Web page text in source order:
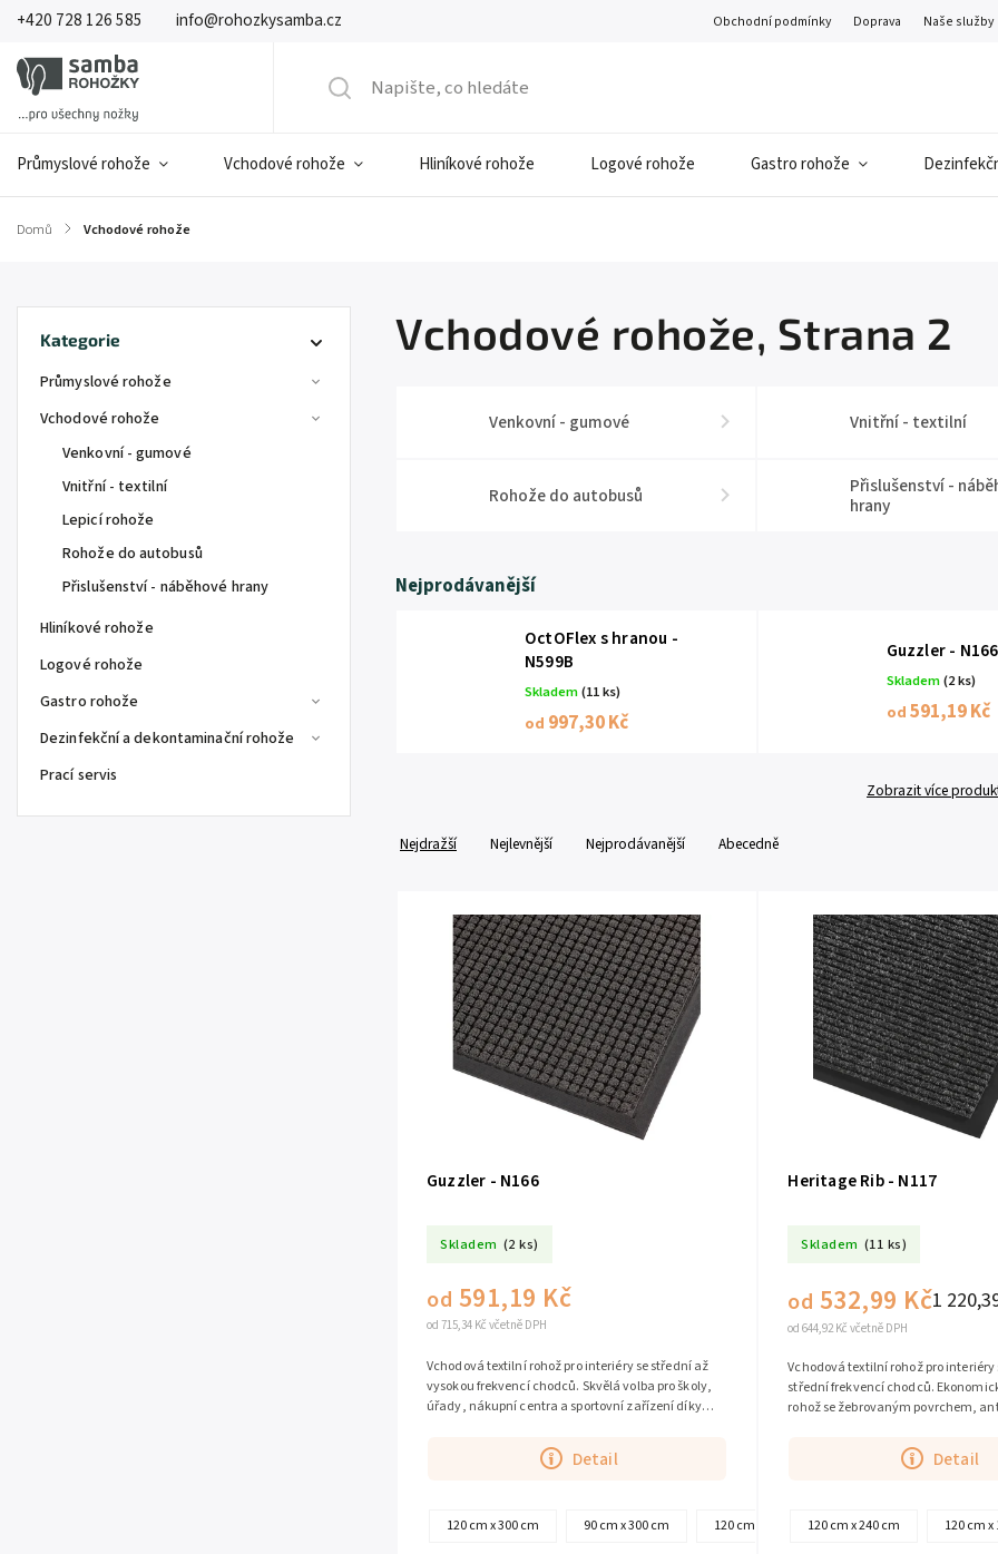
+420 728 126 585 info@rohozkysamba.cz Obchodní podmínky Doprava Naše služby
Průmyslové rohože Vchodové rohože Hliníkové rohože Logové rohože Gastro rohože
Domů / Vchodové rohože
Kategorie
Průmyslové rohože
Vchodové rohože
Venkovní - gumové
Vnitřní - textilní
Lepicí rohože
Rohože do autobusů
Přislušenství - náběhové hrany
Hliníkové rohože
Logové rohože
Gastro rohože
Dezinfekční a dekontaminační rohože
Prací servis
Vchodové rohože, Strana 2
Venkovní - gumové Vnitřní - textilní
Rohože do autobusů
Přislušenství -
hrany
Nejprodávanější
OctOFlex s hranou -
N599B
Skladem(11 ks)
od 997,30 Kč
Guzzler - N166
Skladem(2 ks)
od 591,19 Kč
Zobrazit více
Nejdražší Nejlevnější Nejprodávanější Abecedně
Guzzler - N166
Skladem (2 ks)
od 715,34 Kč včetně DPH
od 591,19 Kč
Detail
Vchodová textilní rohož pro interiéry se střední až
vysokou frekvencí chodců. Skvělá volba pro školy,
úřady, nákupní centra a sportovní zařízení díky
120 cm x 300 cm 90 cm x 300 cm 120 cm x 180 cm 90 cm x 150 cm 90
Heritage Rib - N117
Skladem (11 ks)
od 644,92 Kč včetně DPH
od 532,99 Kč1
Detail
Vchodová textilní rohož pro interiéry
střední frekvencí chodců.
rohož se žebrovaným povrchem,
120 cm x 240 cm 120 cm x